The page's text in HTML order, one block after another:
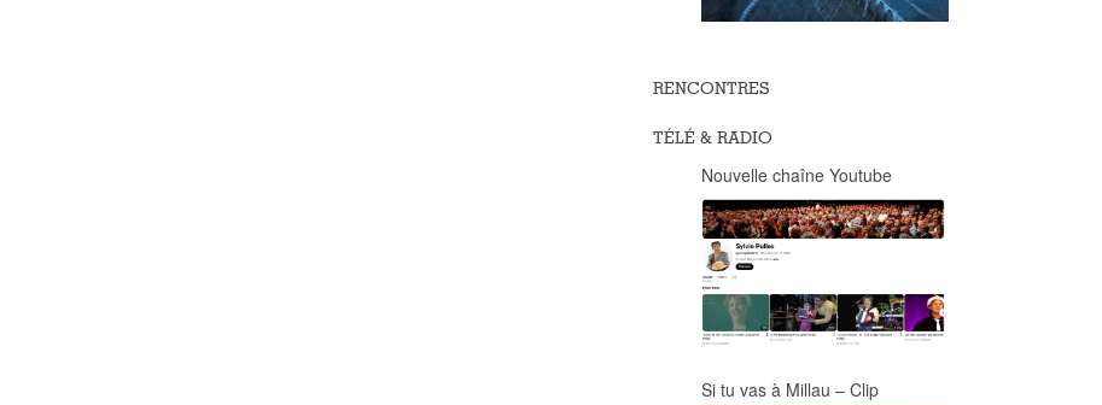
RENCONTRES
TÉLÉ & RADIO
Nouvelle chaîne Youtube
Si tu vas à Millau – Clip